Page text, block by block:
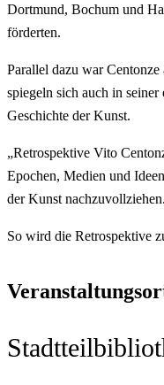
Dortmund, Bochum und
förderten.
Parallel dazu war
spiegeln sich auch in
Geschichte der Kunst.
„Retrospektive Vito
Epochen, Medien und
der Kunst nachzuvollziehen.
So wird die Retrospektive